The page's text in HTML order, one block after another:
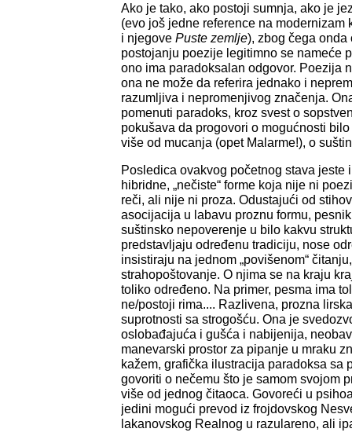
Ako je tako, ako postoji sumnja, ako je
(evo još jedne reference na modernizam
i njegove Puste zemlje), zbog čega
postojanju poezije legitimno se nameće
ono ima paradoksalan odgovor. Poezija
ona ne može da referira jednako i
razumljiva i nepromenjivog značenja.
pomenuti paradoks, kroz svest o
pokušava da progovori o mogućnosti
više od mucanja (opet Malarme!), o
Posledica ovakvog početnog stava jeste
hibridne, „nečiste“ forme koja nije ni
reči, ali nije ni proza. Odustajući od
asocijacija u labavu proznu formu,
suštinsko nepoverenje u bilo kakvu
predstavljaju određenu tradiciju, nose
insistiraju na jednom „povišenom“
strahopoštovanje. O njima se na kraju
toliko određeno. Na primer, pesma ima
ne/postoji rima.... Razlivena, prozna
suprotnosti sa strogošću. Ona je
oslobađajuća i gušća i nabijenija,
manevarski prostor za pipanje u mraku
kažem, grafička ilustracija paradoksa sa
govoriti o nečemu što je samom svojom
više od jednog čitaoca. Govoreći u
jedini mogući prevod iz frojdovskog
lakanovskog Realnog u razulareno, ali